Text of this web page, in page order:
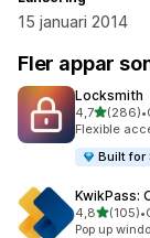
15 januari 2014
Fler appar
Locksmith
4,7av 5(286)
286 •
Flexible
Built for
KwikPass:
4,8av 5(105)
105 •
Pop up